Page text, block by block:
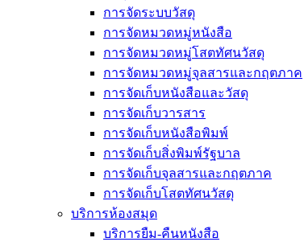
การจัดระบบวัสดุ
การจัดหมวดหมู่หนังสือ
การจัดหมวดหมู่โสตทัศนวัสดุ
การจัดหมวดหมู่จุลสารและกฤตภาค
การจัดเก็บหนังสือและวัสดุ
การจัดเก็บวารสาร
การจัดเก็บหนังสือพิมพ์
การจัดเก็บสิ่งพิมพ์รัฐบาล
การจัดเก็บจุลสารและกฤตภาค
การจัดเก็บโสตทัศนวัสดุ
บริการห้องสมุด
บริการยืม-คืนหนังสือ